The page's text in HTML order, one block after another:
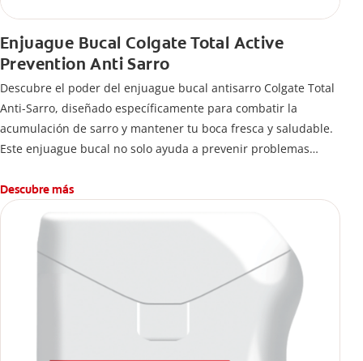
Enjuague Bucal Colgate Total Active
Prevention Anti Sarro
Descubre el poder del enjuague bucal antisarro Colgate Total
Anti-Sarro, diseñado específicamente para combatir la
acumulación de sarro y mantener tu boca fresca y saludable.
Este enjuague bucal no solo ayuda a prevenir problemas
Descubre más